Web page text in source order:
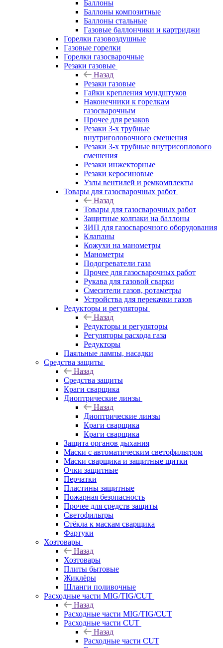
Баллоны
Баллоны композитные
Баллоны стальные
Газовые баллончики и картриджи
Горелки газовоздушные
Газовые горелки
Горелки газосварочные
Резаки газовые
Назад
Резаки газовые
Гайки крепления мундштуков
Наконечники к горелкам
газосварочным
Прочее для резаков
Резаки 3-х трубные
внутриголовочного смешения
Резаки 3-х трубные внутрисоплового
смешения
Резаки инжекторные
Резаки керосиновые
Узлы вентилей и ремкомплекты
Товары для газосварочных работ
Назад
Товары для газосварочных работ
Защитные колпаки на баллоны
ЗИП для газосварочного оборудования
Клапаны
Кожухи на манометры
Манометры
Подогреватели газа
Прочее для газосварочных работ
Рукава для газовой сварки
Смесители газов, ротаметры
Устройства для перекачки газов
Редукторы и регуляторы
Назад
Редукторы и регуляторы
Регуляторы расхода газа
Редукторы
Паяльные лампы, насадки
Средства защиты
Назад
Средства защиты
Краги сварщика
Диоптрические линзы
Назад
Диоптрические линзы
Краги сварщика
Краги сварщика
Защита органов дыхания
Маски с автоматическим светофильтром
Маски сварщика и защитные щитки
Очки защитные
Перчатки
Пластины защитные
Пожарная безопасность
Прочее для средств защиты
Светофильтры
Стёкла к маскам сварщика
Фартуки
Хозтовары
Назад
Хозтовары
Плиты бытовые
Жиклёры
Шланги поливочные
Расходные части MIG/TIG/CUT
Назад
Расходные части MIG/TIG/CUT
Расходные части CUT
Назад
Расходные части CUT